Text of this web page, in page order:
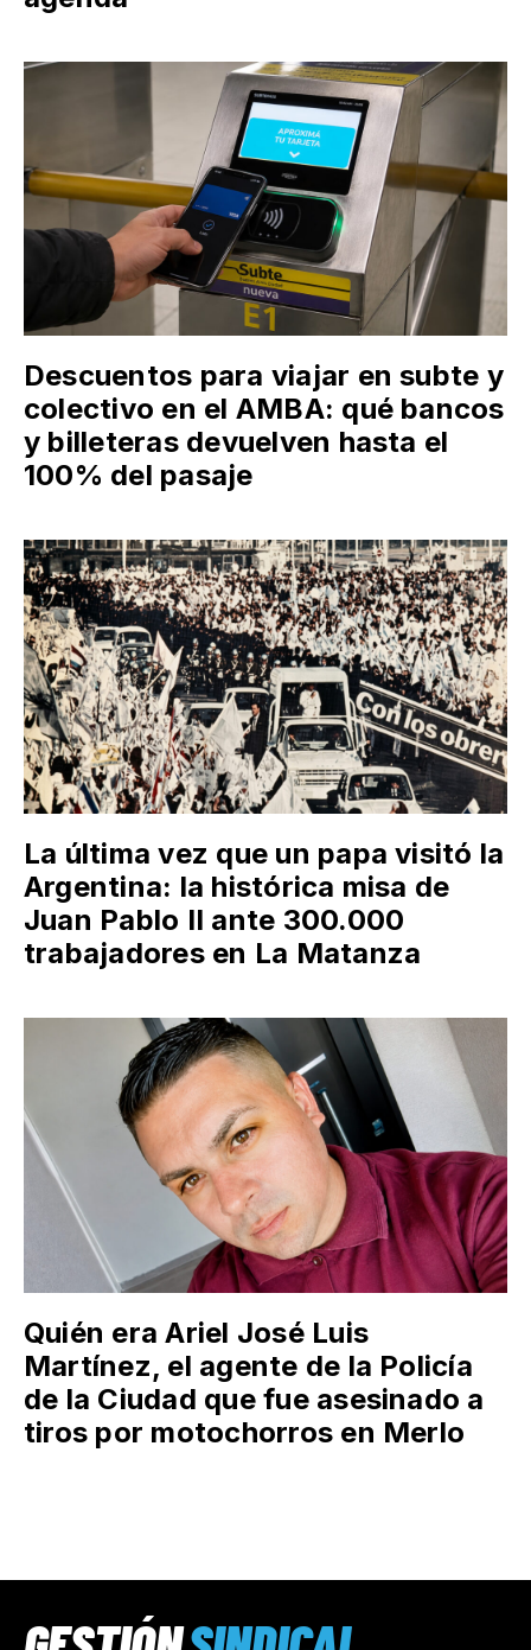
parques del distrito: toda la
Descuentos para viajar en subte y
y billeteras devuelven hasta el
100% del pasaje
La última vez que un papa visitó la
Juan Pablo II ante 300.000
trabajadores en La Matanza
Quién era Ariel José Luis